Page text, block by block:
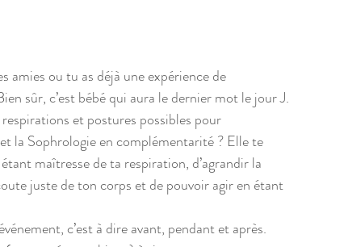
amies ou tu as déjà une expérience de
sûr, c’est bébé qui aura le dernier mot le jour J.
et postures possibles pour
la Sophrologie en complémentarité ? Elle te
maîtresse de ta respiration, d’agrandir la
juste de ton corps et de pouvoir agir en étant
c’est à dire avant, pendant et après.